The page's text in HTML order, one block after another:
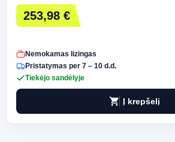
253,98 €
Nemokamas lizingas
Pristatymas per 7 – 10 d.d.
Tiekėjo sandėlyje
shopping_cart Į krepšelį